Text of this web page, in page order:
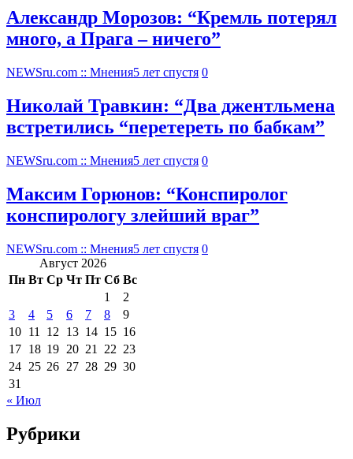
Александр Морозов: “Кремль потерял
много, а Прага – ничего”
NEWSru.com :: Мнения5 лет спустя 0
Николай Травкин: “Два джентльмена
встретились “перетереть по бабкам”
NEWSru.com :: Мнения5 лет спустя 0
Максим Горюнов: “Конспиролог
конспирологу злейший враг”
NEWSru.com :: Мнения5 лет спустя 0
Август 2026
Пн Вт Ср Чт Пт Сб Вс
1
2
3
4 5 6 7 8
9
10 11 12 13 14 15 16
17 18 19 20 21 22 23
24 25 26 27 28 29 30
31
« Июл
Рубрики